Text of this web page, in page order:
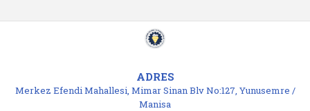
ADRES
Merkez Efendi Mahallesi, Mimar Sinan Blv No:127, Yunusemre /
Manisa